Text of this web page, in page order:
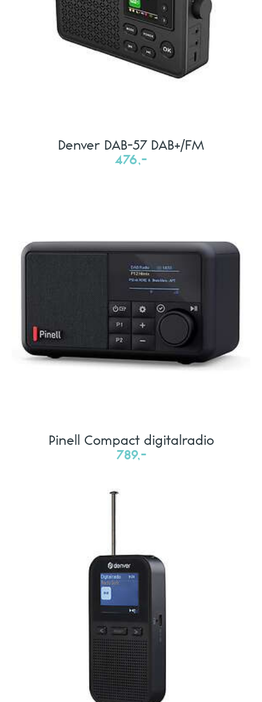
Denver DAB-57 DAB+/FM
476,-
Pinell Compact digitalradio
789,-